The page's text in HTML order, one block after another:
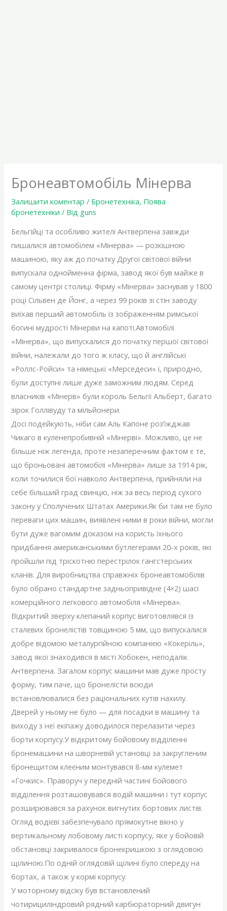
Бронеавтомобіль Мінерва
Залишити коментар / Бронетехніка, Поява
бронетехніки / Від guns
Бельгійці та особливо жителі Антверпена завжди
пишалися автомобілем «Мінерва» — розкішною
машиною, яку аж до початку Другої світової війни
випускала однойменна фірма, завод якої був майже в
самому центрі столиці. Фірму «Мінерва» заснував у 1800
році Сільвен де Йонг, а через 99 років зі стін заводу
виїхав перший автомобіль із зображенням римської
богині мудрості Мінерви на капоті.Автомобілі
«Мінерва», що випускалися до початку першої світової
війни, належали до того ж класу, що й англійські
«Роллс-Ройси» та німецькі «Мерседеси» і, природно,
були доступні лише дуже заможним людям. Серед
власників «Мінерв» були король Бельгії Альберт, багато
зірок Голлівуду та мільйонери.
Досі подейкують, ніби сам Аль Капоне роз’їжджав
Чикаго в куленепробивній «Мінерві». Можливо, це не
більше ніж легенда, проте незаперечним фактом є те,
що броньовані автомобілі «Мінерва» лише за 1914 рік,
коли точилися бої навколо Антверпена, прийняли на
себе більший град свинцю, ніж за весь період сухого
закону у Сполучених Штатах Америки.Як би там не було
переваги цих машин, виявлені ними в роки війни, могли
бути дуже вагомим доказом на користь їхнього
придбання американськими бутлегерами 20-х років, які
пройшли під тріскотню перестрілок гангстерських
кланів. Для виробництва справжніх бронеавтомобілів
було обрано стандартне задньопривідне (4×2) шасі
комерційного легкового автомобіля «Мінерва».
Відкритий зверху клепаний корпус виготовлявся із
сталевих бронелістів товщиною 5 мм, що випускалися
добре відомою металургійною компанією «Кокеріль»,
завод якої знаходився в місті Хобокен, неподалік
Антверпена. Загалом корпус машини мав дуже просту
форму, тим паче, що бронелісти всюди
встановлювалися без раціональних кутів нахилу.
Дверей у ньому не було — для посадки в машину та
виходу з неї екіпажу доводилося перелазити через
борти корпусу.У відкритому бойовому відділенні
бронемашини на шворневій установці за закругленим
бронещитом клеєним монтувався 8-мм кулемет
«Гочкис». Праворуч у передній частині бойового
відділення розташовувався водій машини і тут корпус
розширювався за рахунок вигнутих бортових листів.
Огляд водієві забезпечувало прямокутне вікно у
вертикальному лобовому листі корпусу, яке у бойовій
обстановці закривалося бронекришкою з оглядовою
щілиною.По одній оглядовій щілині було спереду на
бортах, а також у кормі корпусу.
У моторному відсіку був встановлений
чотирициліндровий рядний карбюраторний двигун